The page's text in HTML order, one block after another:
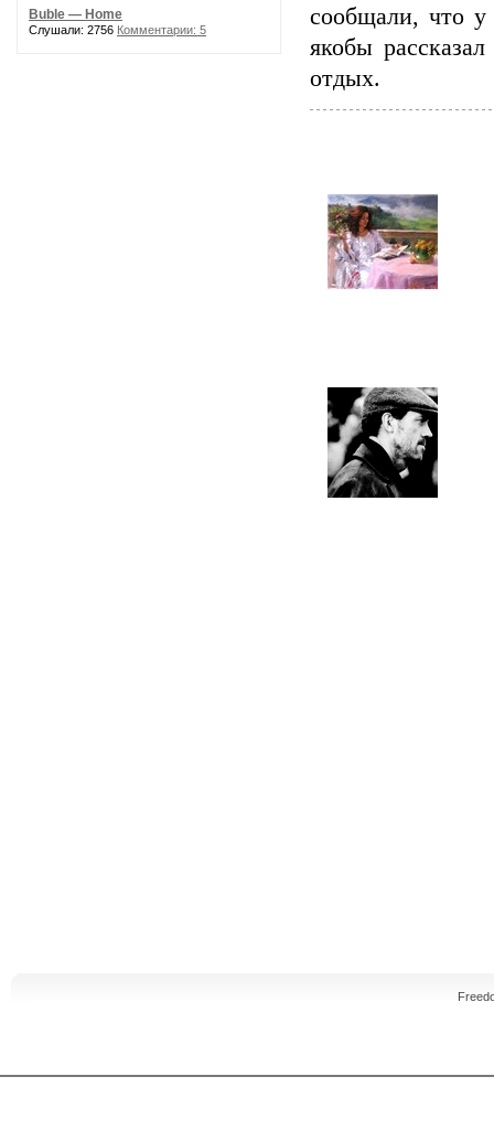
Buble — Home
Слушали: 2756 Комментарии: 5
сообщали, что у
якобы
отдых.